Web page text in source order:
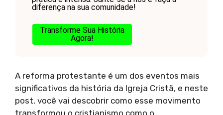
diferença na sua comunidade!
Transforme Sua História
Agora!
A reforma protestante é um dos eventos mais
significativos da história da Igreja Cristã, e neste
post, você vai descobrir como esse movimento